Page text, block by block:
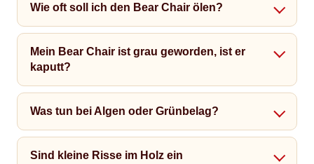
Wie oft soll ich den Bear Chair ölen?
Mein Bear Chair ist grau geworden, ist er
kaputt?
Was tun bei Algen oder Grünbelag?
Sind kleine Risse im Holz ein